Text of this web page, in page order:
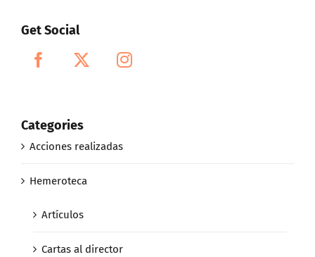
Get Social
Categories
Acciones realizadas
Hemeroteca
Artículos
Cartas al director